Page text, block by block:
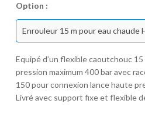
Option :
Enrouleur 15 m pour eau chaude
Equipé d’un flexible caoutchouc
pression maximum 400 bar avec
150 pour connexion lance haute
Livré avec support fixe et flexible